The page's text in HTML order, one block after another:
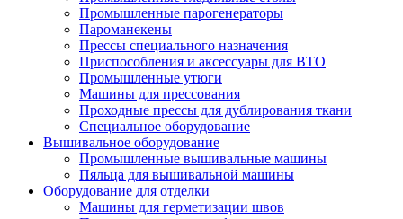
Промышленные парогенераторы
Пароманекены
Прессы специального назначения
Приспособления и аксессуары для ВТО
Промышленные утюги
Машины для прессования
Проходные прессы для дублирования ткани
Специальное оборудование
Вышивальное оборудование
Промышленные вышивальные машины
Пяльца для вышивальной машины
Оборудование для отделки
Машины для герметизации швов